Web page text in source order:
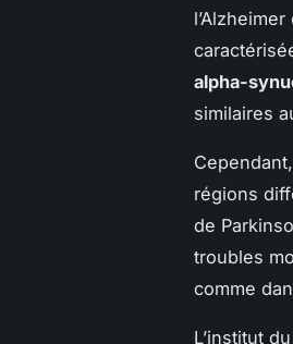
alpha-
similaires
régions
de
troubles
comme
L’institut